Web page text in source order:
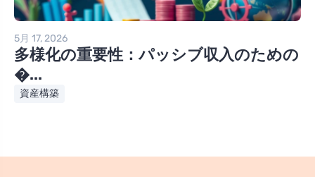
5月 17, 2026
多様化の重要性：パッシブ収入のための
�...
資産構築